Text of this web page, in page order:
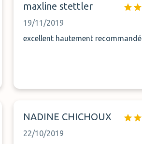
maxline stettler
19/11/2019
excellent hautement recommandé
NADINE CHICHOUX
22/10/2019